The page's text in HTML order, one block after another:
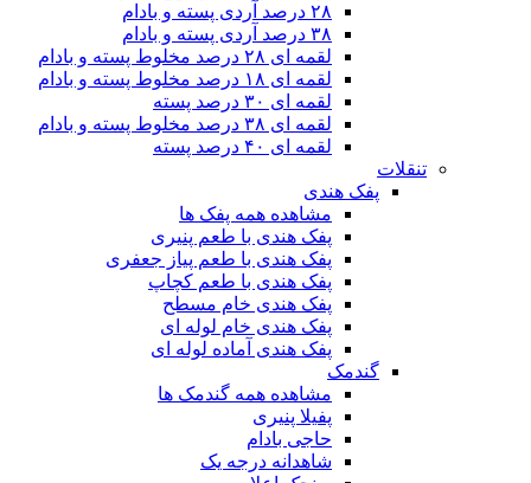
۲۸ درصد آردی پسته و بادام
۳۸ درصد آردی پسته و بادام
لقمه ای ۲۸ درصد مخلوط پسته و بادام
لقمه ای ۱۸ درصد مخلوط پسته و بادام
لقمه ای ۳۰ درصد پسته
لقمه ای ۳۸ درصد مخلوط پسته و بادام
لقمه ای ۴۰ درصد پسته
تنقلات
پفک هندی
مشاهده همه پفک ها
پفک هندی با طعم پنیری
پفک هندی با طعم پیاز جعفری
پفک هندی با طعم کچاپ
پفک هندی خام مسطح
پفک هندی خام لوله ای
پفک هندی آماده لوله ای
گندمک
مشاهده همه گندمک ها
پفیلا پنیری
حاجی بادام
شاهدانه درجه یک